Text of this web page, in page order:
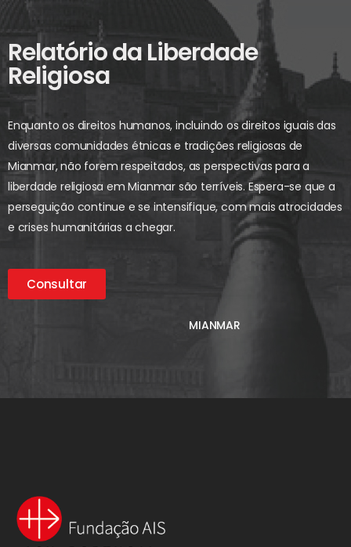
Relatório da Liberdade
Religiosa
Enquanto os direitos humanos, incluindo os direitos iguais das
diversas comunidades étnicas e tradições religiosas de
Mianmar, não forem respeitados, as perspectivas para a
liberdade religiosa em Mianmar são terríveis. Espera-se que a
perseguição continue e se intensifique, com mais atrocidades
e crises humanitárias a chegar.
Consultar
MIANMAR